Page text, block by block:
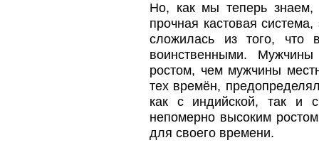
Но, как мы теперь знаем,
прочная кастовая
сложилась из того, что
воинственными.
ростом, чем мужчины
тех времён,
как с индийской, так и
непомерно высоким
для своего времени.